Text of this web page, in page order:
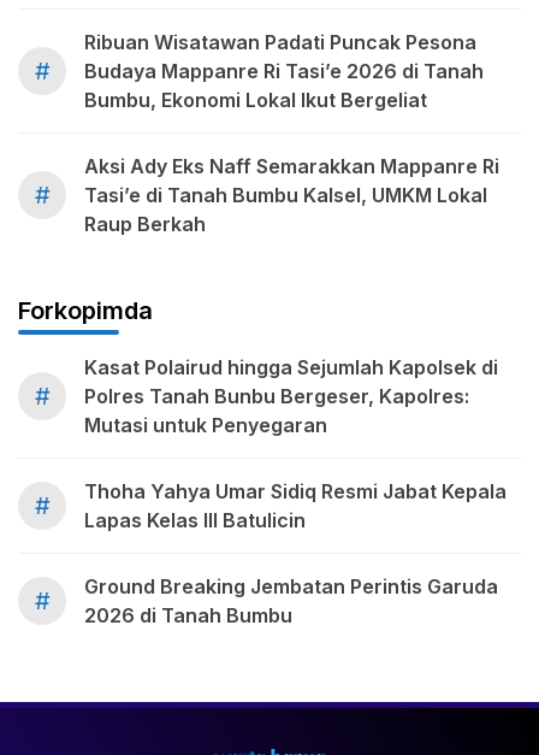
#
Ribuan Wisatawan Padati Puncak Pesona
Budaya Mappanre Ri Tasi’e 2026 di Tanah
Bumbu, Ekonomi Lokal Ikut Bergeliat
#
Aksi Ady Eks Naff Semarakkan Mappanre Ri
Tasi’e di Tanah Bumbu Kalsel, UMKM Lokal
Raup Berkah
Forkopimda
#
Kasat Polairud hingga Sejumlah Kapolsek di
Polres Tanah Bunbu Bergeser, Kapolres:
Mutasi untuk Penyegaran
#
Thoha Yahya Umar Sidiq Resmi Jabat Kepala
Lapas Kelas III Batulicin
#
Ground Breaking Jembatan Perintis Garuda
2026 di Tanah Bumbu